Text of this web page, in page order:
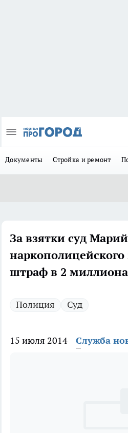
Документы Стройка и ремонт
За взятки суд
наркополицейского
штраф в 2
Полиция Суд
15 июля 2014 Служба